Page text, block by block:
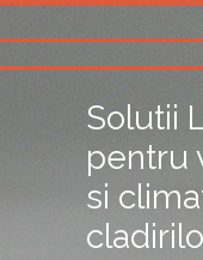
Solutii
pentru
si